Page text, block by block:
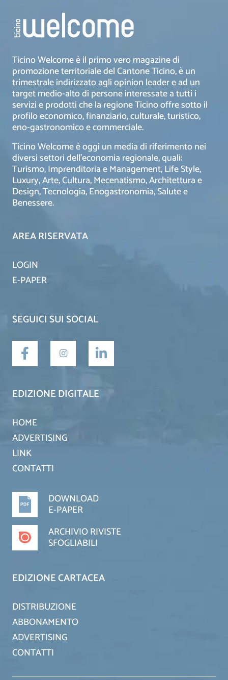
Ticino Welcome è il primo vero magazine di
promozione territoriale del Cantone Ticino, è un
trimestrale indirizzato agli opinion leader e ad un
target medio-alto di persone interessate a tutti i
servizi e prodotti che la regione Ticino offre sotto il
profilo economico, finanziario, culturale, turistico,
eno-gastronomico e commerciale.
Ticino Welcome è oggi un media di riferimento nei
diversi settori dell’economia regionale, quali:
Turismo, Imprenditoria e Management, Life Style,
Luxury, Arte, Cultura, Mecenatismo, Architettura e
Design, Tecnologia, Enogastronomia, Salute e
Benessere.
AREA RISERVATA
LOGIN
E-PAPER
SEGUICI SUI SOCIAL
EDIZIONE DIGITALE
HOME
ADVERTISING
LINK
CONTATTI
DOWNLOAD
E-PAPER
ARCHIVIO RIVISTE
SFOGLIABILI
EDIZIONE CARTACEA
DISTRIBUZIONE
ABBONAMENTO
ADVERTISING
CONTATTI